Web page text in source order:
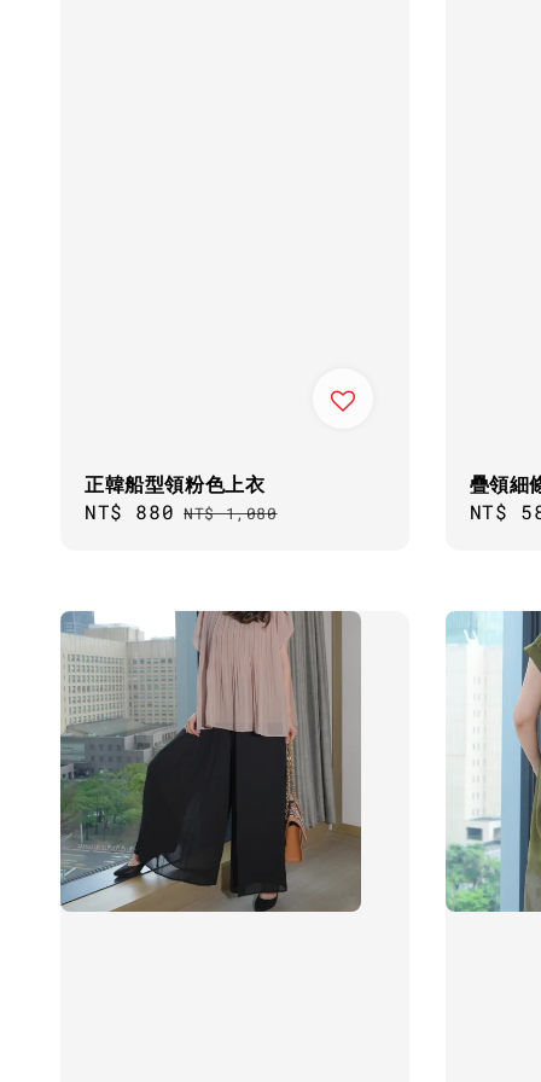
正韓船型領粉色上衣
Sale
NT$ 880 Regular
NT$ 1,080
疊領細
NT$